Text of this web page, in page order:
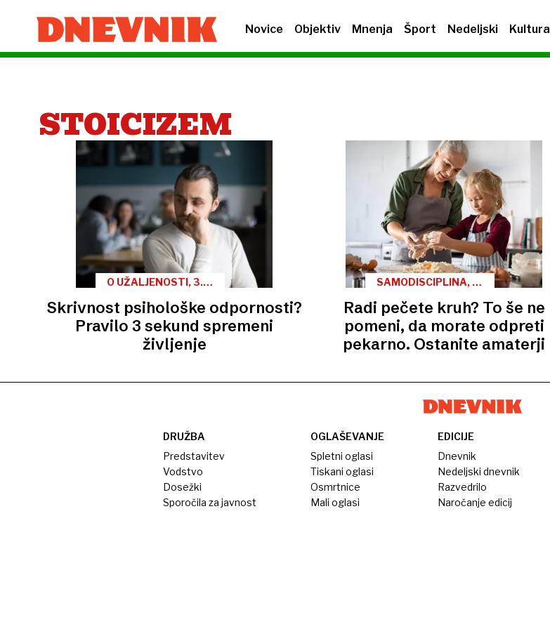
Novice Objektiv Mnenja Šport Nedeljski Kultura
STOICIZEM
O UŽALJENOSTI, 3.
Skrivnost psihološke odpornosti?
Pravilo 3 sekund spremeni
življenje
SAMODISCIPLINA, 5.
Radi pečete kruh? To še ne
pomeni, da morate odpreti
pekarno. Ostanite amaterji
DRUŽBA
Predstavitev
Vodstvo
Dosežki
Sporočila za javnost
OGLAŠEVANJE
Spletni oglasi
Tiskani oglasi
Osmrtnice
Mali oglasi
EDICIJE
Dnevnik
Nedeljski dnevnik
Razvedrilo
Naročanje edicij